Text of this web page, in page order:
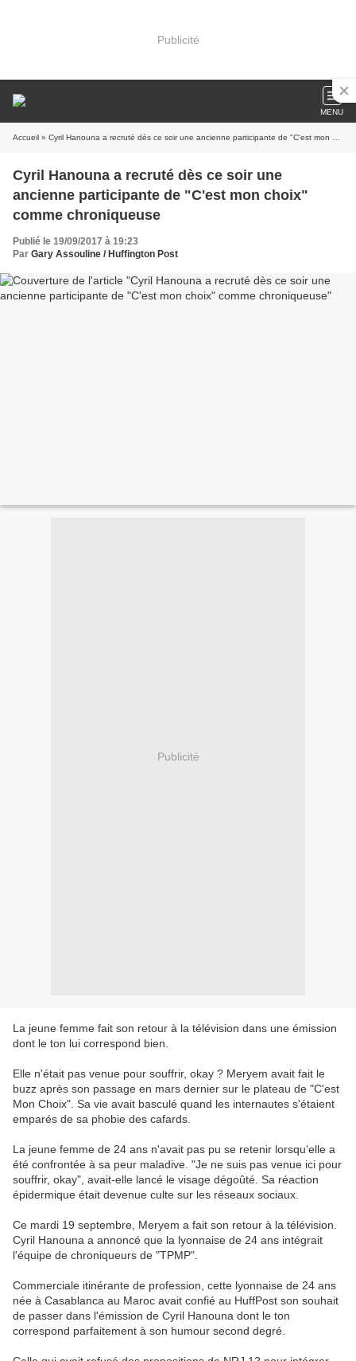
Publicité
MENU
Accueil » Cyril Hanouna a recruté dès ce soir une ancienne participante de "C'est mon choix" comme chroniqueuse
Cyril Hanouna a recruté dès ce soir une
ancienne participante de "C'est mon choix"
comme chroniqueuse
Publié le 19/09/2017 à 19:23
Par Gary Assouline / Huffington Post
Publicité
La jeune femme fait son retour à la télévision dans une émission
dont le ton lui correspond bien.
Elle n'était pas venue pour souffrir, okay ? Meryem avait fait le
buzz après son passage en mars dernier sur le plateau de "C'est
Mon Choix". Sa vie avait basculé quand les internautes s'étaient
emparés de sa phobie des cafards.
La jeune femme de 24 ans n'avait pas pu se retenir lorsqu'elle a
été confrontée à sa peur maladive. "Je ne suis pas venue ici pour
souffrir, okay", avait-elle lancé le visage dégoûté. Sa réaction
épidermique était devenue culte sur les réseaux sociaux.
Ce mardi 19 septembre, Meryem a fait son retour à la télévision.
Cyril Hanouna a annoncé que la lyonnaise de 24 ans intégrait
l'équipe de chroniqueurs de "TPMP".
Commerciale itinérante de profession, cette lyonnaise de 24 ans
née à Casablanca au Maroc avait confié au HuffPost son souhait
de passer dans l'émission de Cyril Hanouna dont le ton
correspond parfaitement à son humour second degré.